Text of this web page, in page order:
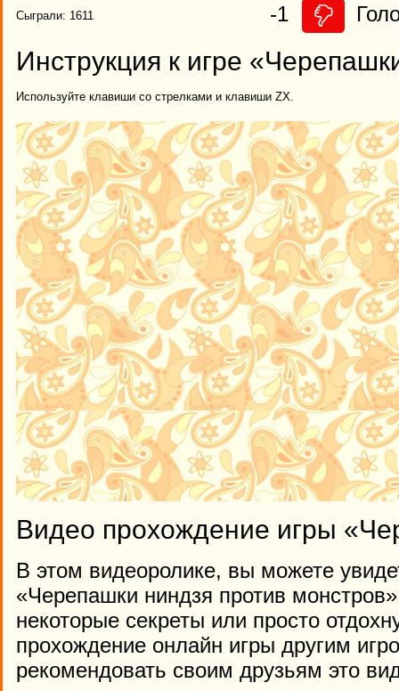
Сыграли: 1611 -1
Инструкция к игре
Используйте клавиши со стрелками и клавиши ZX.
Видео прохождение игры
В этом видеоролике, вы можете
«Черепашки ниндзя против
некоторые секреты или просто
прохождение онлайн игры другим
рекомендовать своим друзьям это